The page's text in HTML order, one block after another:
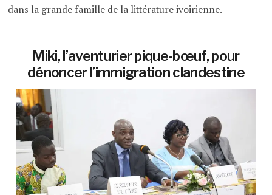
dans la grande famille de la littérature ivoirienne.
Miki, l’aventurier pique-bœuf, pour
dénoncer l’immigration clandestine